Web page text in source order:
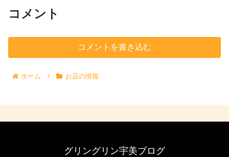
コメント
コメントを書き込む
ホーム お店の情報
グリングリン宇美ブログ